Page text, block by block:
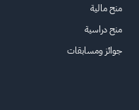
منح مالية
منح دراسية
جوائز ومسابقات